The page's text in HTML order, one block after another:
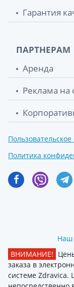
Гарантия
ПАРТНЕРАМ
Аренда
Реклама на
Политика
Наш
ВНИМАНИЕ!
заказа в
системе Zdravica.